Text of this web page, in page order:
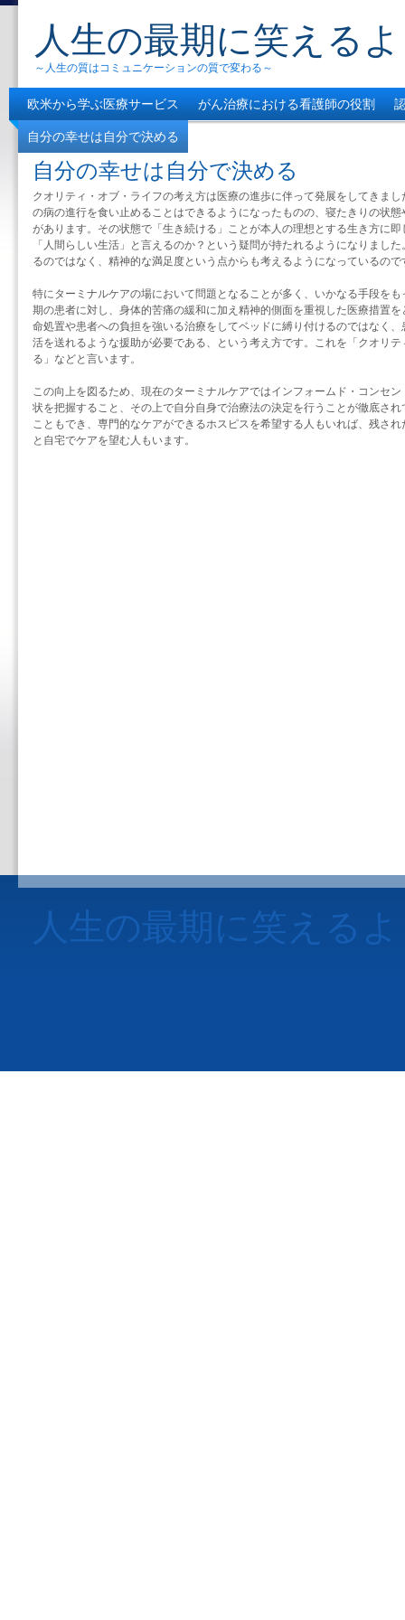
人生の最期に笑える
～人生の質はコミュニケーションの質で変わる～
欧米から学ぶ医療サービス がん治療における看護師の役割
自分の幸せは自分で決める
自分の幸せは自分で決める
クオリティ・オブ・ライフの考え方は医療の進歩に伴って発展をしてきま
の病の進行を食い止めることはできるようになったものの、寝たきりの状
があります。その状態で「生き続ける」ことが本人の理想とする生き方に
「人間らしい生活」と言えるのか？という疑問が持たれるようになりまし
るのではなく、精神的な満足度という点からも考えるようになっているので
特にターミナルケアの場において問題となることが多く、いかなる手段を
期の患者に対し、身体的苦痛の緩和に加え精神的側面を重視した医療措置
命処置や患者への負担を強いる治療をしてベッドに縛り付けるのではなく
活を送れるような援助が必要である、という考え方です。これを「クオリ
る」などと言います。
この向上を図るため、現在のターミナルケアではインフォームド・コンセ
状を把握すること、その上で自分自身で治療法の決定を行うことが徹底さ
こともでき、専門的なケアができるホスピスを希望する人もいれば、残さ
と自宅でケアを望む人もいます。
人生の最期に笑える